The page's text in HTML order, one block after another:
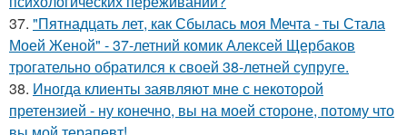
37. "Пятнадцать лет, как Сбылась моя Мечта - ты Стала
Моей Женой" - 37-летний комик Алексей Щербаков
трогательно обратился к своей 38-летней супруге.
38. Иногда клиенты заявляют мне с некоторой
претензией - ну конечно, вы на моей стороне, потому что